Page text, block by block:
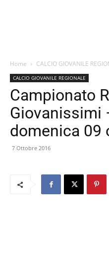
Home CALCIO GIOVANILE
CALCIO GIOVANILE REGIONALE
Campionato
Giovanissimi
domenica 09
7 Ottobre 2016